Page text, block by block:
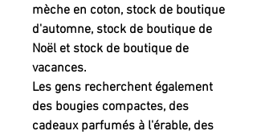
mèche en coton, stock de boutique
d'automne, stock de boutique de
Noël et stock de boutique de
vacances.
Les gens recherchent également
des bougies compactes, des
cadeaux parfumés à l'érable, des